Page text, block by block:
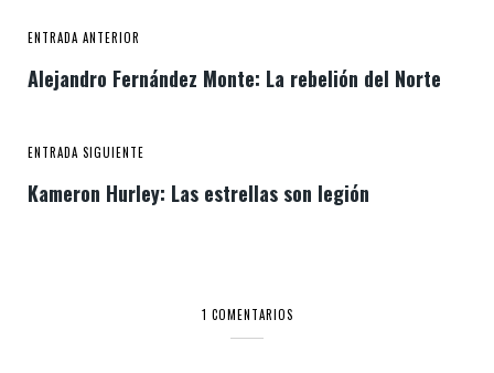
ENTRADA ANTERIOR
Alejandro Fernández Monte: La rebelión del Norte
ENTRADA SIGUIENTE
Kameron Hurley: Las estrellas son legión
1 COMENTARIOS